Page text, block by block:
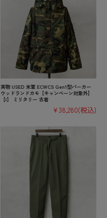
実物 USED 米軍 ECWCS Gen1型パーカー
ウッドランドカモ【キャンペーン対象外】
【I】 ミリタリー 古着
¥38,280(税込)